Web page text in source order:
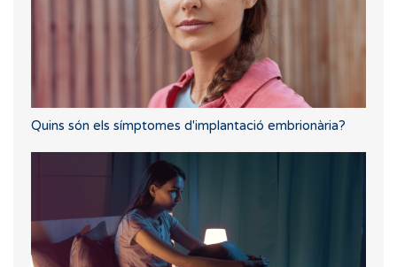
Quins són els símptomes d'implantació embrionària?